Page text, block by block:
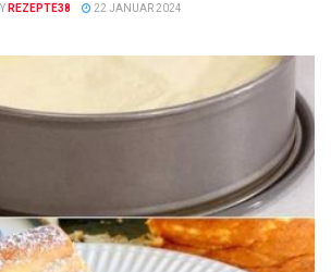
REZEPTE38 22 JANUAR 2024